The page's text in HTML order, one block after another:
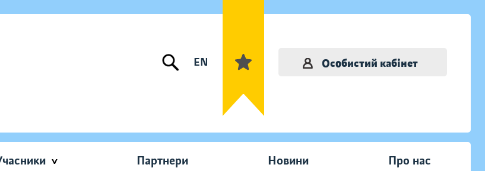
EN Особистий кабінет
Партнери Новини Про нас